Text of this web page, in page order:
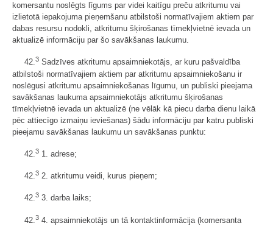
komersantu noslēgts līgums par videi kaitīgu preču atkritumu vai
izlietotā iepakojuma pieņemšanu atbilstoši normatīvajiem aktiem par
dabas resursu nodokli, atkritumu šķirošanas tīmekļvietnē ievada un
aktualizē informāciju par šo savākšanas laukumu.
42.3 Sadzīves atkritumu apsaimniekotājs, ar kuru pašvaldība
atbilstoši normatīvajiem aktiem par atkritumu apsaimniekošanu ir
noslēgusi atkritumu apsaimniekošanas līgumu, un publiski pieejama
savākšanas laukuma apsaimniekotājs atkritumu šķirošanas
tīmekļvietnē ievada un aktualizē (ne vēlāk kā piecu darba dienu laikā
pēc attiecīgo izmaiņu ieviešanas) šādu informāciju par katru publiski
pieejamu savākšanas laukumu un savākšanas punktu:
42. 3 1. adrese;
42.3 2. atkritumu veidi, kurus pieņem;
42.3 3. darba laiks;
42. 3 4. apsaimniekotājs un tā kontaktinformācija (komersanta